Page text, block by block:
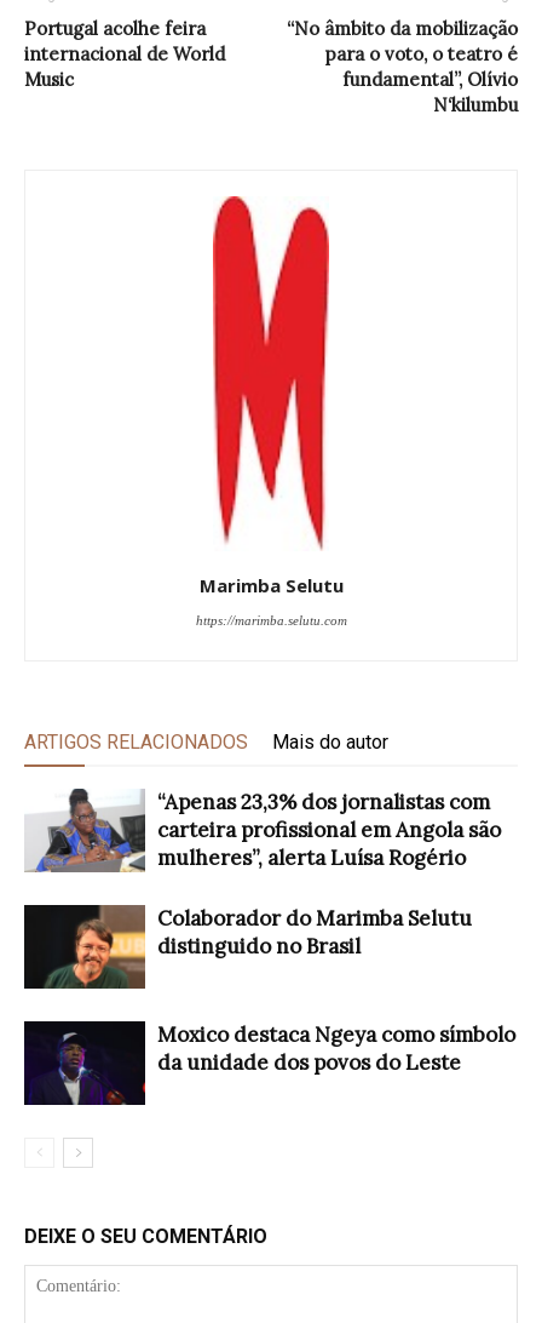
Portugal acolhe feira
internacional de World
Music
“No âmbito da mobilização
para o voto, o teatro é
fundamental”, Olívio
N‘kilumbu
Marimba Selutu
https://marimba.selutu.com
ARTIGOS RELACIONADOS Mais do autor
“Apenas 23,3% dos jornalistas com
carteira profissional em Angola são
mulheres”, alerta Luísa Rogério
Colaborador do Marimba Selutu
distinguido no Brasil
Moxico destaca Ngeya como símbolo
da unidade dos povos do Leste
DEIXE O SEU COMENTÁRIO